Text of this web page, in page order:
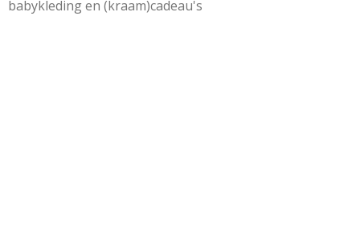
babykleding en (kraam)cadeau's